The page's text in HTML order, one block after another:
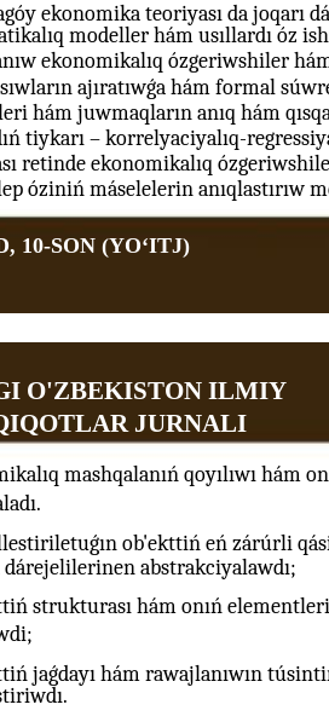
10-SON (YOʻITJ)
ekonomika teoriyası da joqarı
modeller hám usıllardı óz
ekonomikalıq ózgeriwshiler
ajıratıwǵa hám formal
hám juwmaqların anıq hám
tiykarı – korrelyaciyalıq-
retinde ekonomikalıq
óziniń máselelerin anıqlastırıw
O'ZBEKISTON ILMIY
JURNALI
mashqalanıń qoyılıwı hám
ob'ekttiń eń zárúrli
abstrakciyalawdı;
strukturası hám onıń
jaǵdayı hám rawajlanıwın